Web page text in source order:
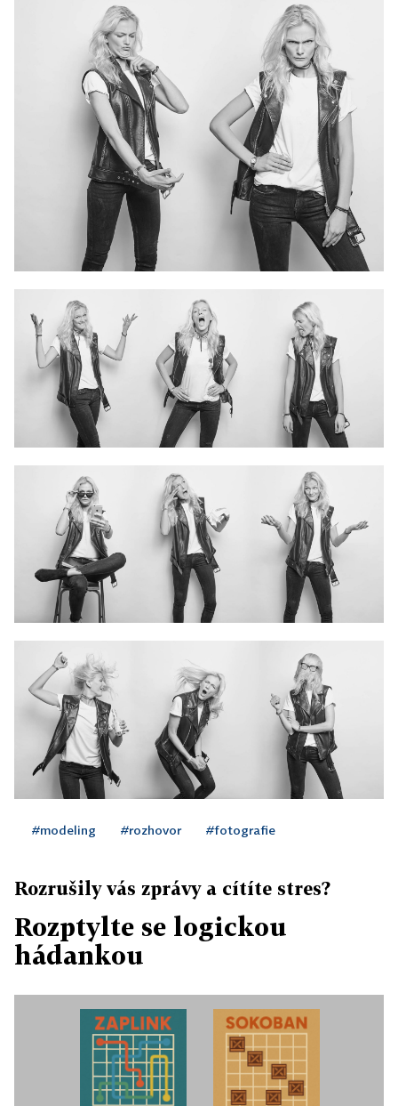
#modeling #rozhovor #fotografie
Rozrušily vás zprávy a cítíte stres?
Rozptylte se logickou
hádankou